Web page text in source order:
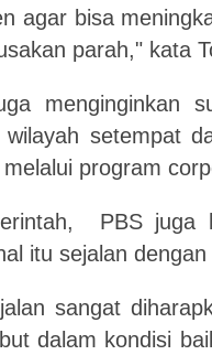
agar bisa
parah," kata
menginginkan
wilayah setempat
program
PBS juga
itu sejalan
sangat
dalam kondisi